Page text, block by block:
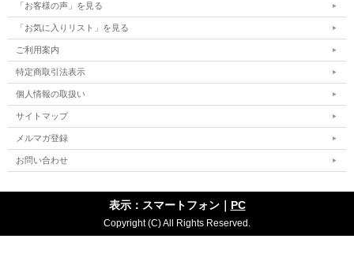
「お客様の声」を見る
「お気に入りリスト」を見る
ご利用案内
特定商取引法表示
個人情報の取扱い
サイトマップ
メルマガ登録
お問い合わせ
表示：スマートフォン｜ PC
Copyright (C) All Rights Reserved.